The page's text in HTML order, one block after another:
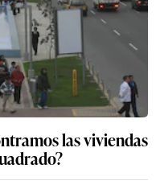
las viviendas